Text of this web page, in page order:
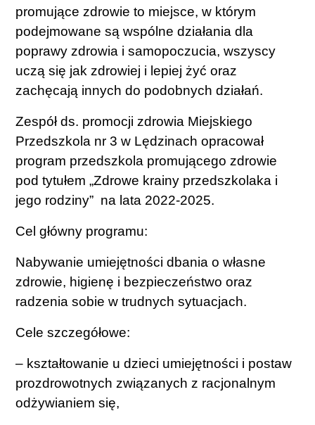
promujące zdrowie to miejsce, w którym
podejmowane są wspólne działania dla
poprawy zdrowia i samopoczucia, wszyscy
uczą się jak zdrowiej i lepiej żyć oraz
zachęcają innych do podobnych działań.
Zespół ds. promocji zdrowia Miejskiego
Przedszkola nr 3 w Lędzinach opracował
program przedszkola promującego zdrowie
pod tytułem „Zdrowe krainy przedszkolaka i
jego rodziny” na lata 2022-2025.
Cel główny programu:
Nabywanie umiejętności dbania o własne
zdrowie, higienę i bezpieczeństwo oraz
radzenia sobie w trudnych sytuacjach.
Cele szczegółowe:
– kształtowanie u dzieci umiejętności i postaw
prozdrowotnych związanych z racjonalnym
odżywianiem się,